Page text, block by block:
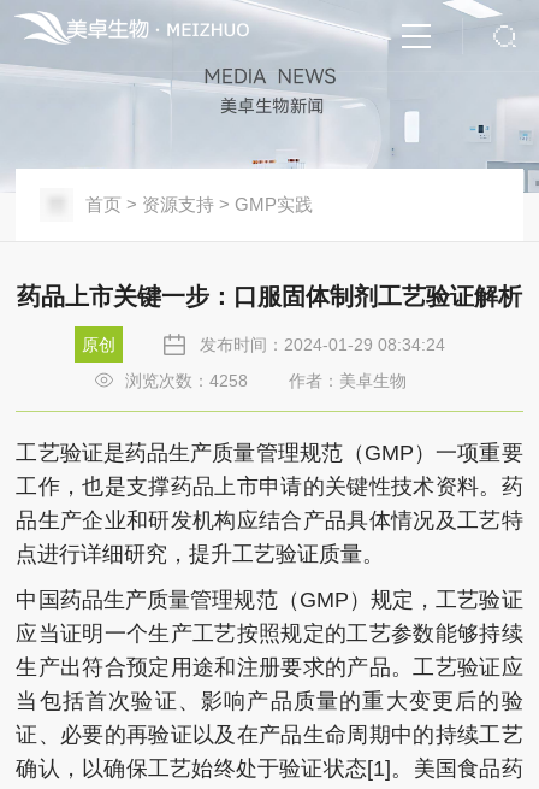
首页 > 资源支持 > GMP实践
药品上市关键一步：口服固体制剂工艺验证解析
原创
发布时间：2024-01-29 08:34:24
浏览次数：4258 作者：美卓生物
工艺验证是药品生产质量管理规范（GMP）一项重要
工作，也是支撑药品上市申请的关键性技术资料。药
品生产企业和研发机构应结合产品具体情况及工艺特
点进行详细研究，提升工艺验证质量。
中国药品生产质量管理规范（GMP）规定，工艺验证
应当证明一个生产工艺按照规定的工艺参数能够持续
生产出符合预定用途和注册要求的产品。工艺验证应
当包括首次验证、影响产品质量的重大变更后的验
证、必要的再验证以及在产品生命周期中的持续工艺
确认，以确保工艺始终处于验证状态[1]。美国食品药